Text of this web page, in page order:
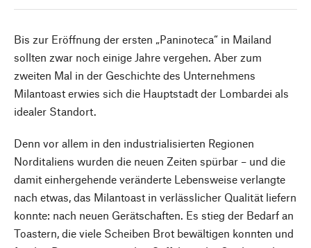
Bis zur Eröffnung der ersten „Paninoteca“ in Mailand
sollten zwar noch einige Jahre vergehen. Aber zum
zweiten Mal in der Geschichte des Unternehmens
Milantoast erwies sich die Hauptstadt der Lombardei als
idealer Standort.
Denn vor allem in den industrialisierten Regionen
Norditaliens wurden die neuen Zeiten spürbar – und die
damit einhergehende veränderte Lebensweise verlangte
nach etwas, das Milantoast in verlässlicher Qualität liefern
konnte: nach neuen Gerätschaften. Es stieg der Bedarf an
Toastern, die viele Scheiben Brot bewältigen konnten und